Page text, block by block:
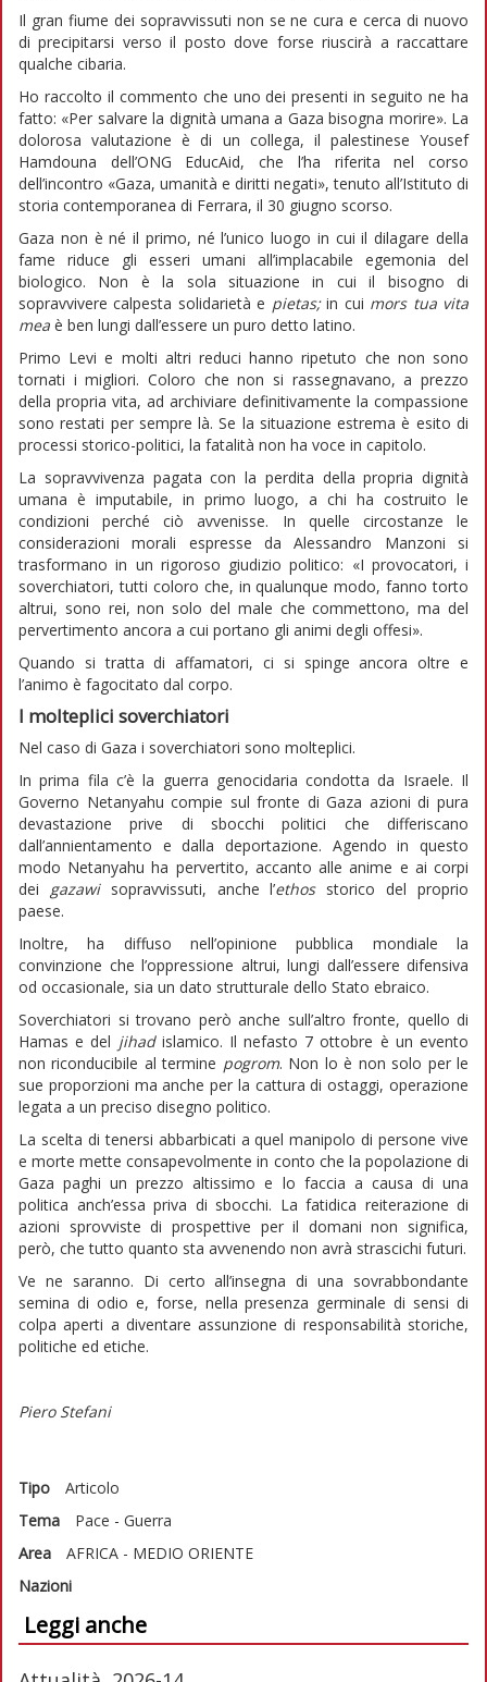
Il gran fiume dei sopravvissuti non se ne cura e cerca di nuovo
di precipitarsi verso il posto dove forse riuscirà a raccattare
qualche cibaria.
Ho raccolto il commento che uno dei presenti in seguito ne ha
fatto: «Per salvare la dignità umana a Gaza bisogna morire». La
dolorosa valutazione è di un collega, il palestinese Yousef
Hamdouna dell’ONG EducAid, che l’ha riferita nel corso
dell’incontro «Gaza, umanità e diritti negati», tenuto all’Istituto di
storia contemporanea di Ferrara, il 30 giugno scorso.
Gaza non è né il primo, né l’unico luogo in cui il dilagare della
fame riduce gli esseri umani all’implacabile egemonia del
biologico. Non è la sola situazione in cui il bisogno di
sopravvivere calpesta solidarietà e pietas;in cui mors tua vita
mea è ben lungi dall’essere un puro detto latino.
Primo Levi e molti altri reduci hanno ripetuto che non sono
tornati i migliori. Coloro che non si rassegnavano, a prezzo
della propria vita, ad archiviare definitivamente la compassione
sono restati per sempre là. Se la situazione estrema è esito di
processi storico-politici, la fatalità non ha voce in capitolo.
La sopravvivenza pagata con la perdita della propria dignità
umana è imputabile, in primo luogo, a chi ha costruito le
condizioni perché ciò avvenisse. In quelle circostanze le
considerazioni morali espresse da Alessandro Manzoni si
trasformano in un rigoroso giudizio politico: «I provocatori, i
soverchiatori, tutti coloro che, in qualunque modo, fanno torto
altrui, sono rei, non solo del male che commettono, ma del
pervertimento ancora a cui portano gli animi degli offesi».
Quando si tratta di affamatori, ci si spinge ancora oltre e
l’animo è fagocitato dal corpo.
I molteplici soverchiatori
Nel caso di Gaza i soverchiatori sono molteplici.
In prima fila c’è la guerra genocidaria condotta da Israele. Il
Governo Netanyahu compie sul fronte di Gaza azioni di pura
devastazione prive di sbocchi politici che differiscano
dall’annientamento e dalla deportazione. Agendo in questo
modo Netanyahu ha pervertito, accanto alle anime e ai corpi
dei gazawisopravvissuti, anche l’ethosstorico del proprio
paese.
Inoltre, ha diffuso nell’opinione pubblica mondiale la
convinzione che l’oppressione altrui, lungi dall’essere difensiva
od occasionale, sia un dato strutturale dello Stato ebraico.
Soverchiatori si trovano però anche sull’altro fronte, quello di
Hamas e del jihadislamico. Il nefasto 7 ottobre è un evento
non riconducibile al termine pogrom. Non lo è non solo per le
sue proporzioni ma anche per la cattura di ostaggi, operazione
legata a un preciso disegno politico.
La scelta di tenersi abbarbicati a quel manipolo di persone vive
e morte mette consapevolmente in conto che la popolazione di
Gaza paghi un prezzo altissimo e lo faccia a causa di una
politica anch’essa priva di sbocchi. La fatidica reiterazione di
azioni sprovviste di prospettive per il domani non significa,
però, che tutto quanto sta avvenendo non avrà strascichi futuri.
Ve ne saranno. Di certo all’insegna di una sovrabbondante
semina di odio e, forse, nella presenza germinale di sensi di
colpa aperti a diventare assunzione di responsabilità storiche,
politiche ed etiche.
Piero Stefani
Tipo
Articolo
Tema
Pace - Guerra
Area
AFRICA - MEDIO ORIENTE
Nazioni
Leggi anche